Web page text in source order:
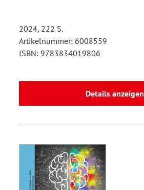
2024, 222 S.
Artikelnummer: 6008559
ISBN: 9783834019806
Details anzeigen